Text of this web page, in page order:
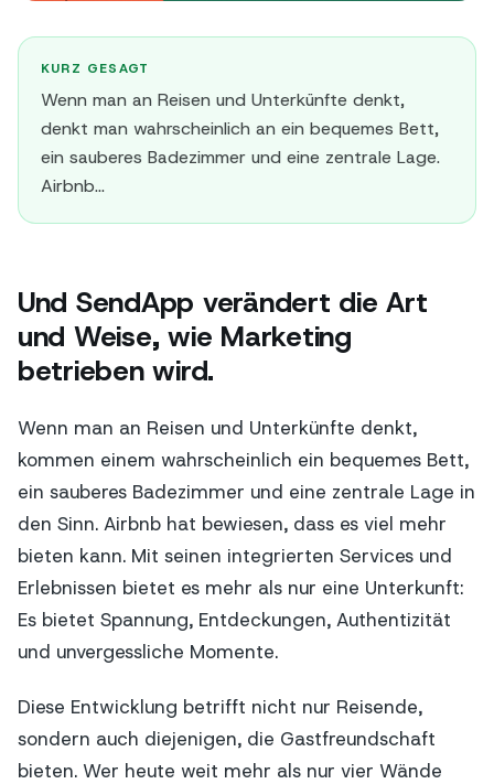
KURZ GESAGT
Wenn man an Reisen und Unterkünfte denkt,
denkt man wahrscheinlich an ein bequemes Bett,
ein sauberes Badezimmer und eine zentrale Lage.
Airbnb...
Und SendApp verändert die Art
und Weise, wie Marketing
betrieben wird.
Wenn man an Reisen und Unterkünfte denkt,
kommen einem wahrscheinlich ein bequemes Bett,
ein sauberes Badezimmer und eine zentrale Lage in
den Sinn. Airbnb hat bewiesen, dass es viel mehr
bieten kann. Mit seinen integrierten Services und
Erlebnissen bietet es mehr als nur eine Unterkunft:
Es bietet Spannung, Entdeckungen, Authentizität
und unvergessliche Momente.
Diese Entwicklung betrifft nicht nur Reisende,
sondern auch diejenigen, die Gastfreundschaft
bieten. Wer heute weit mehr als nur vier Wände